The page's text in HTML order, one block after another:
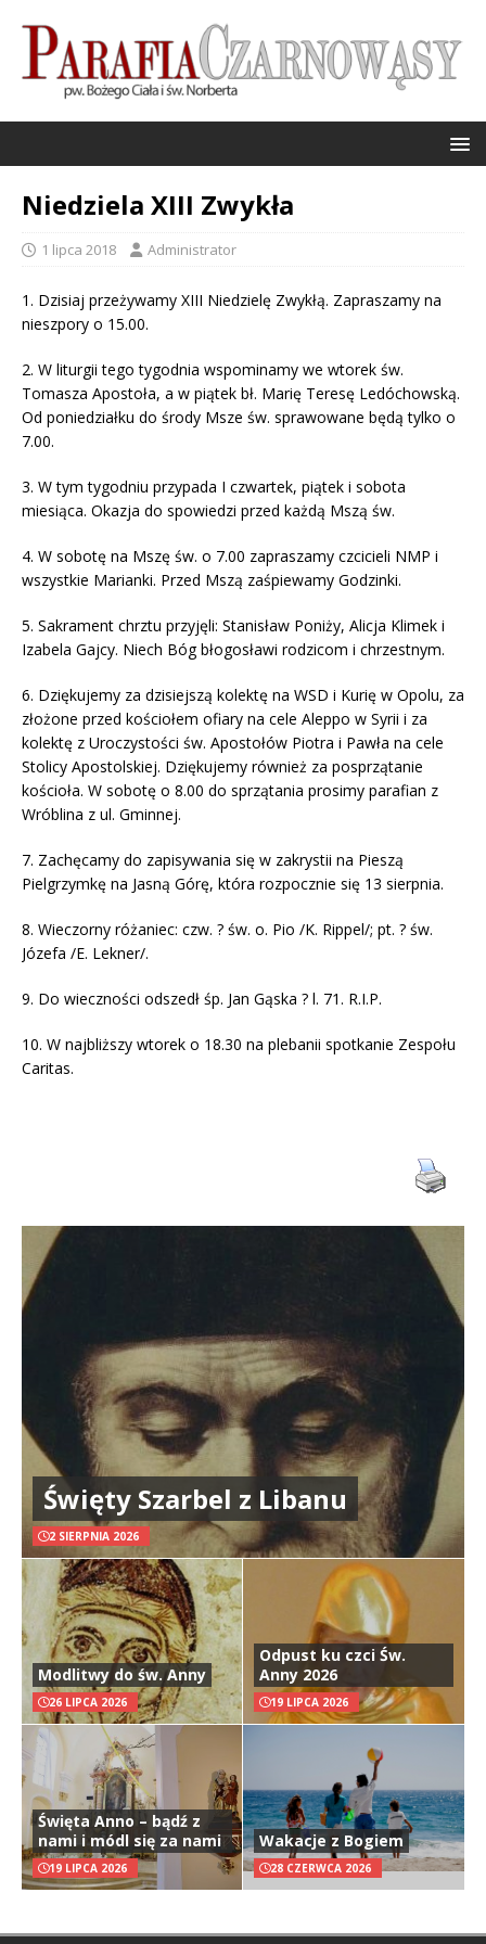
Niedziela XIII Zwykła
1 lipca 2018 Administrator
1. Dzisiaj przeżywamy XIII Niedzielę Zwykłą. Zapraszamy na
nieszpory o 15.00.
2. W liturgii tego tygodnia wspominamy we wtorek św.
Tomasza Apostoła, a w piątek bł. Marię Teresę Ledóchowską.
Od poniedziałku do środy Msze św. sprawowane będą tylko o
7.00.
3. W tym tygodniu przypada I czwartek, piątek i sobota
miesiąca. Okazja do spowiedzi przed każdą Mszą św.
4. W sobotę na Mszę św. o 7.00 zapraszamy czcicieli NMP i
wszystkie Marianki. Przed Mszą zaśpiewamy Godzinki.
5. Sakrament chrztu przyjęli: Stanisław Poniży, Alicja Klimek i
Izabela Gajcy. Niech Bóg błogosławi rodzicom i chrzestnym.
6. Dziękujemy za dzisiejszą kolektę na WSD i Kurię w Opolu, za
złożone przed kościołem ofiary na cele Aleppo w Syrii i za
kolektę z Uroczystości św. Apostołów Piotra i Pawła na cele
Stolicy Apostolskiej. Dziękujemy również za posprzątanie
kościoła. W sobotę o 8.00 do sprzątania prosimy parafian z
Wróblina z ul. Gminnej.
7. Zachęcamy do zapisywania się w zakrystii na Pieszą
Pielgrzymkę na Jasną Górę, która rozpocznie się 13 sierpnia.
8. Wieczorny różaniec: czw. ? św. o. Pio /K. Rippel/; pt. ? św.
Józefa /E. Lekner/.
9. Do wieczności odszedł śp. Jan Gąska ? l. 71. R.I.P.
10. W najbliższy wtorek o 18.30 na plebanii spotkanie Zespołu
Caritas.
Święty Szarbel z Libanu
2 SIERPNIA 2026
Modlitwy do św. Anny
26 LIPCA 2026
Odpust ku czci Św.
Anny 2026
19 LIPCA 2026
Święta Anno – bądź z
nami i módl się za nami
19 LIPCA 2026
Wakacje z Bogiem
28 CZERWCA 2026